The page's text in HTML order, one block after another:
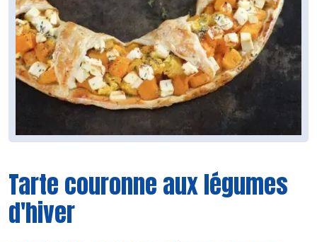
Tarte couronne aux légumes
d'hiver